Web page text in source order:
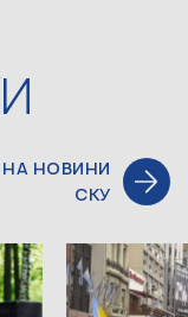
НОВИНИ
СКУ